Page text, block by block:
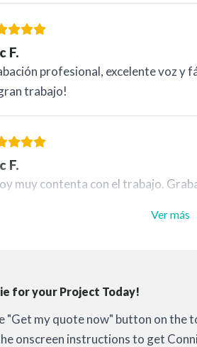
F.
profesional, excelente voz y
trabajo!
F.
muy contenta con el trabajo.
Ver más
for your Project Today!
"Get my quote now" button on the
onscreen instructions to get